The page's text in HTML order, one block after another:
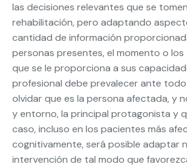
las decisiones relevantes que se
rehabilitación, pero adaptando
cantidad de información
personas presentes, el momento o los
que se le proporciona a sus
profesional debe prevalecer ante
olvidar que es la persona afectada, y
y entorno, la principal protagonista y
caso, incluso en los pacientes más
cognitivamente, será posible adaptar
intervención de tal modo que